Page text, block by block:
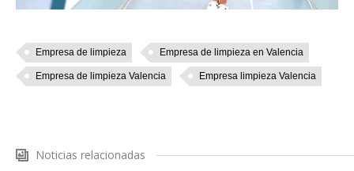
Empresa de limpieza Empresa de limpieza en Valencia
Empresa de limpieza Valencia Empresa limpieza Valencia
Noticias relacionadas